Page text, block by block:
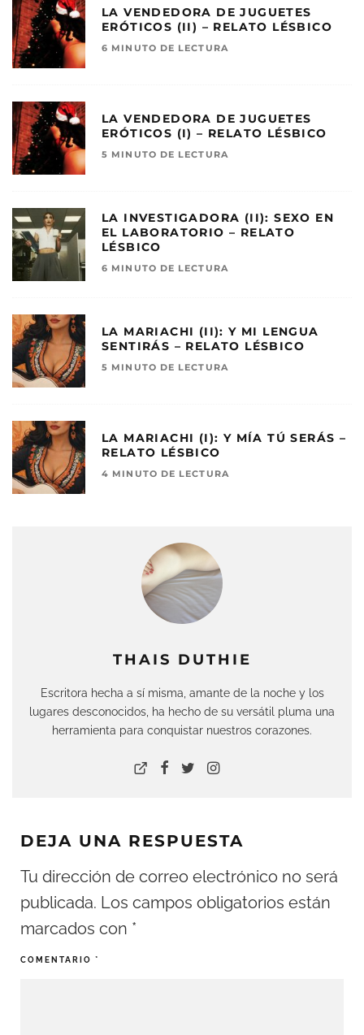
THAIS DUTHIE
Escritora hecha a sí misma, amante de la noche y los
lugares desconocidos, ha hecho de su versátil pluma una
herramienta para conquistar nuestros corazones.
LA VENDEDORA DE JUGUETES
ERÓTICOS (II) – RELATO LÉSBICO
6 MINUTO DE LECTURA
LA VENDEDORA DE JUGUETES
ERÓTICOS (I) – RELATO LÉSBICO
5 MINUTO DE LECTURA
LA INVESTIGADORA (II): SEXO EN
EL LABORATORIO – RELATO
LÉSBICO
6 MINUTO DE LECTURA
LA MARIACHI (II): Y MI LENGUA
SENTIRÁS – RELATO LÉSBICO
5 MINUTO DE LECTURA
LA MARIACHI (I): Y MÍA TÚ SERÁS –
RELATO LÉSBICO
4 MINUTO DE LECTURA
DEJA UNA RESPUESTA
Tu dirección de correo electrónico no será
publicada. Los campos obligatorios están
marcados con *
COMENTARIO *